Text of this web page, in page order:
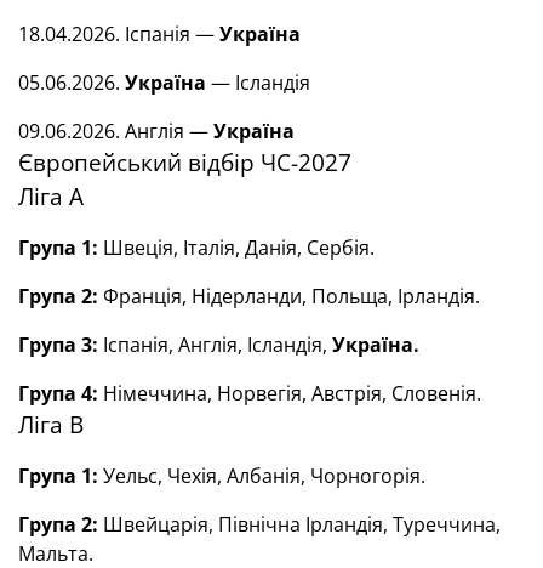
18.04.2026. Іспанія —Україна
05.06.2026. Україна — Ісландія
09.06.2026. Англія —Україна
Європейський відбір ЧС-2027
Ліга А
Група 1: Швеція, Італія, Данія, Сербія.
Група 2: Франція, Нідерланди, Польща, Ірландія.
Група 3: Іспанія, Англія, Ісландія, Україна.
Група 4: Німеччина, Норвегія, Австрія, Словенія.
Ліга В
Група 1: Уельс, Чехія, Албанія, Чорногорія.
Група 2: Швейцарія, Північна Ірландія, Туреччина,
Мальта.